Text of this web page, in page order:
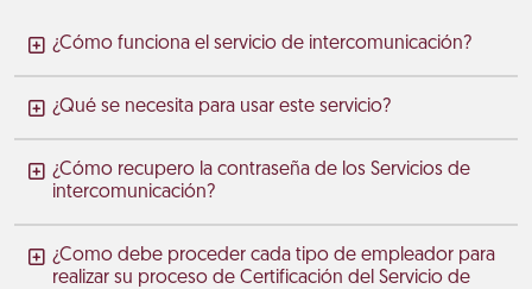
¿Cómo funciona el servicio de intercomunicación?
¿Qué se necesita para usar este servicio?
¿Cómo recupero la contraseña de los Servicios de
intercomunicación?
¿Como debe proceder cada tipo de empleador para
realizar su proceso de Certificación del Servicio de